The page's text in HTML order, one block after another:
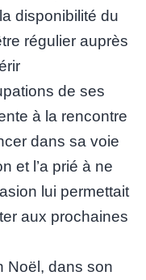
disponibilité du
régulier auprès
de ses
à la rencontre
dans sa voie
et l’a prié à ne
lui permettait
aux prochaines
Noël, dans son